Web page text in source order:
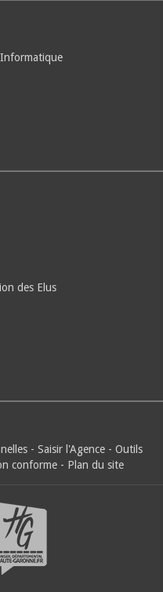
des Elus
- Saisir l'Agence - Outils
conforme - Plan du site